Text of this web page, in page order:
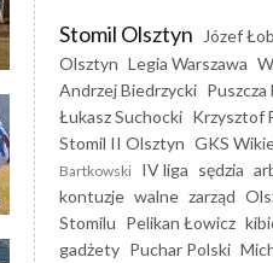
Stomil Olsztyn Józef
Olsztyn Legia Warszawa
Andrzej Biedrzycki Puszcza
Łukasz Suchocki Krzysztof
Stomil II Olsztyn GKS
Bartkowski IV liga sędzia
kontuzje walne zarząd
Stomilu Pelikan Łowicz
gadżety Puchar Polski